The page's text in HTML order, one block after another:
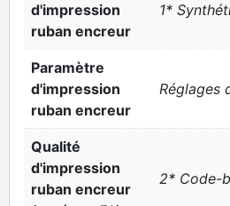
d'impression
ruban encreur
1*
Paramètre
d'impression
ruban encreur
Réglages
Qualité
d'impression
ruban encreur
2* Code-